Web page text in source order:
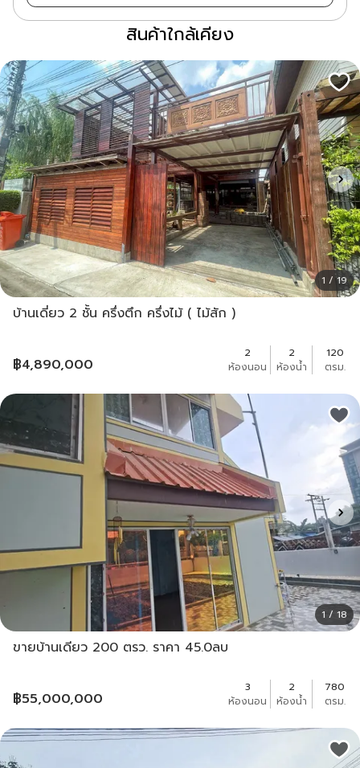
สินค้าใกล้เคียง
1 / 19
บ้านเดี่ยว 2 ชั้น ครึ่งตึก ครึ่งไม้ ( ไม้สัก )
฿4,890,000
2
ห้องนอน
2
ห้องน้ำ
120
ตรม.
1 / 18
ขายบ้านเดียว 200 ตรว. ราคา 45.0ลบ
฿55,000,000
3
ห้องนอน
2
ห้องน้ำ
780
ตรม.